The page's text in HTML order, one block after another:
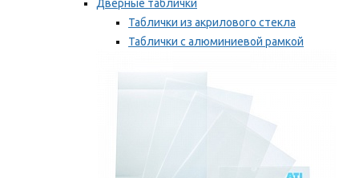
Дверные таблички
Таблички из акрилового стекла
Таблички с алюминиевой рамкой